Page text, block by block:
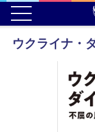
ウクライナ・